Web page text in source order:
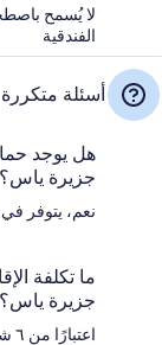
لا يُسمح
الفندقية
أسئلة متكررة
هل يوجد
جزيرة ياس؟
نعم، يتوفر
ما تكلفة
جزيرة ياس؟